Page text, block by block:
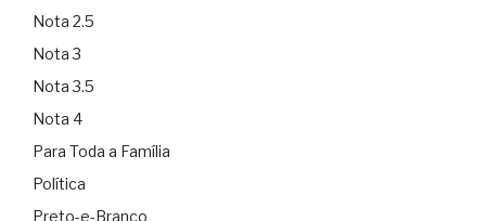
Nota 2.5
Nota 3
Nota 3.5
Nota 4
Para Toda a Família
Política
Preto-e-Branco